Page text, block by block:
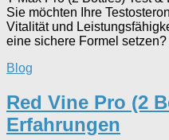
Sie möchten Ihre
Vitalität und
eine sichere Formel
Blog
Red Vine Pro (2
Erfahrungen